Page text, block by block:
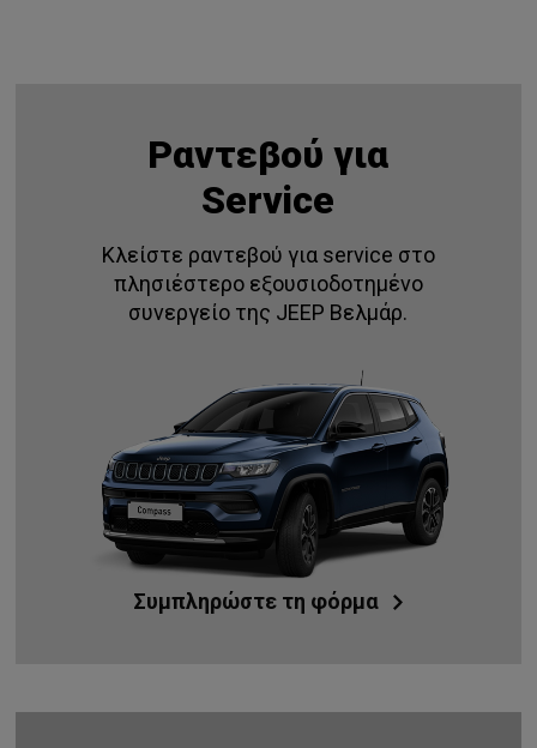
Ραντεβού για
Service
Κλείστε ραντεβού για service στο
πλησιέστερο εξουσιοδοτημένο
συνεργείο της JEEP Βελμάρ.
Συμπληρώστε τη φόρμα